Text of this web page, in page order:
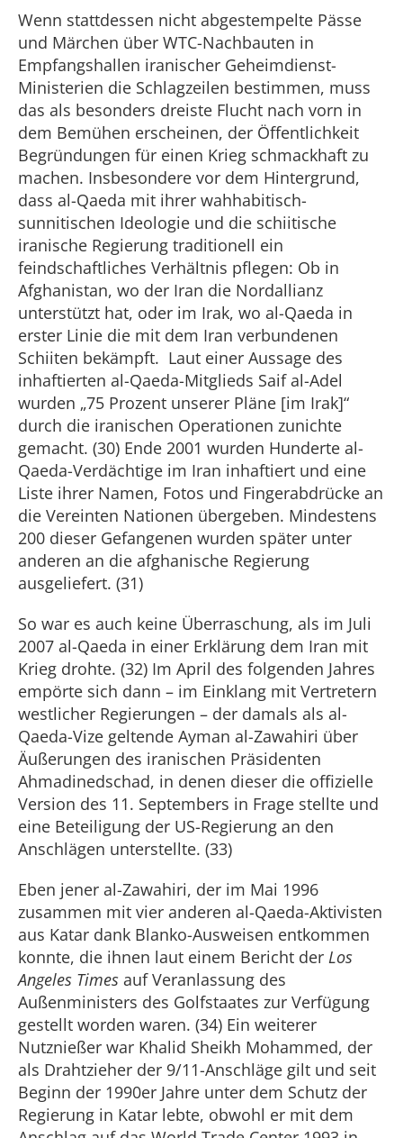
Wenn stattdessen nicht abgestempelte Pässe
und Märchen über WTC-Nachbauten in
Empfangshallen iranischer Geheimdienst-
Ministerien die Schlagzeilen bestimmen, muss
das als besonders dreiste Flucht nach vorn in
dem Bemühen erscheinen, der Öffentlichkeit
Begründungen für einen Krieg schmackhaft zu
machen. Insbesondere vor dem Hintergrund,
dass al-Qaeda mit ihrer wahhabitisch-
sunnitischen Ideologie und die schiitische
iranische Regierung traditionell ein
feindschaftliches Verhältnis pflegen: Ob in
Afghanistan, wo der Iran die Nordallianz
unterstützt hat, oder im Irak, wo al-Qaeda in
erster Linie die mit dem Iran verbundenen
Schiiten bekämpft. Laut einer Aussage des
inhaftierten al-Qaeda-Mitglieds Saif al-Adel
wurden „75 Prozent unserer Pläne [im Irak]“
durch die iranischen Operationen zunichte
gemacht. (30) Ende 2001 wurden Hunderte al-
Qaeda-Verdächtige im Iran inhaftiert und eine
Liste ihrer Namen, Fotos und Fingerabdrücke an
die Vereinten Nationen übergeben. Mindestens
200 dieser Gefangenen wurden später unter
anderen an die afghanische Regierung
ausgeliefert. (31)
So war es auch keine Überraschung, als im Juli
2007 al-Qaeda in einer Erklärung dem Iran mit
Krieg drohte. (32) Im April des folgenden Jahres
empörte sich dann – im Einklang mit Vertretern
westlicher Regierungen – der damals als al-
Qaeda-Vize geltende Ayman al-Zawahiri über
Äußerungen des iranischen Präsidenten
Ahmadinedschad, in denen dieser die offizielle
Version des 11. Septembers in Frage stellte und
eine Beteiligung der US-Regierung an den
Anschlägen unterstellte. (33)
Eben jener al-Zawahiri, der im Mai 1996
zusammen mit vier anderen al-Qaeda-Aktivisten
aus Katar dank Blanko-Ausweisen entkommen
konnte, die ihnen laut einem Bericht der Los
Angeles Times auf Veranlassung des
Außenministers des Golfstaates zur Verfügung
gestellt worden waren. (34) Ein weiterer
Nutznießer war Khalid Sheikh Mohammed, der
als Drahtzieher der 9/11-Anschläge gilt und seit
Beginn der 1990er Jahre unter dem Schutz der
Regierung in Katar lebte, obwohl er mit dem